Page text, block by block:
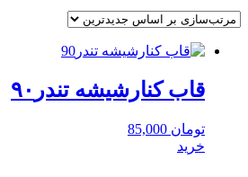
قاب کنارشیشه تندر۹۰
تومان
خرید